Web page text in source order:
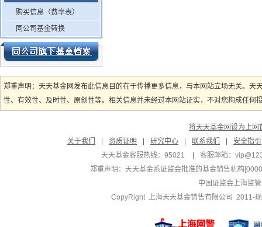
购买信息（费率表）
同公司基金转换
郑重声明：天天基金网发布此信息目的在于传播更多信息，与本网站立场无关。
性、有效性、及时性、原创性等。相关信息并未经过本网站证实，不对您构成任
将天天基金网设为上网
关于我们
资质证明 研究中心 联系我们
安全指引
天天基金客服热线：95021
客服邮箱：
郑重声明： 天天基金系证监会批准的基金销售机构
中国证监会上海监
CopyRight 上海天天基金销售有限公司 2011-